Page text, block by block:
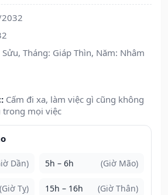
Tháng: Giáp Thìn, Năm: Nhâm
Cấm đi xa, làm việc gì cũng không
trong mọi việc
Dần) 5h – 6h (Giờ Mão)
(Giờ Tỵ) 15h – 16h (Giờ Thân)